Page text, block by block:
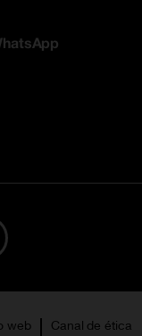
web Canal de ética